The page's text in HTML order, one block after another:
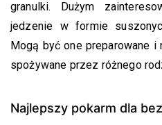
granulki. Dużym
jedzenie w formie
Mogą być one preparowane i
spożywane przez różnego
Najlepszy pokarm dla